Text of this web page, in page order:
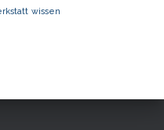
wissen